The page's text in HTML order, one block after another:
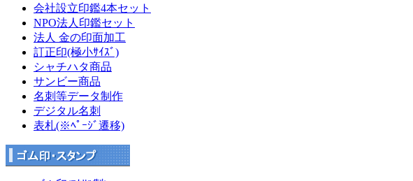
会社設立印鑑4本セット
NPO法人印鑑セット
法人 金の印面加工
訂正印(極小ｻｲｽﾞ)
シャチハタ商品
サンビー商品
名刺等データ制作
デジタル名刺
表札(※ﾍﾟｰｼﾞ遷移)